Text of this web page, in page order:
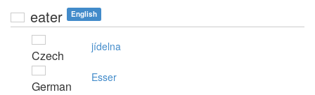
eater English
Czech
jídelna
German
Esser